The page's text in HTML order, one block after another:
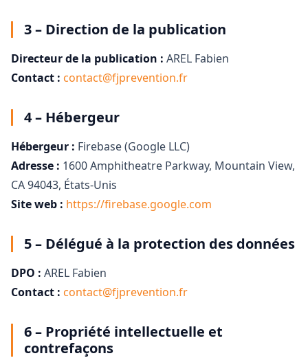
3 – Direction de la publication
Directeur de la publication : AREL Fabien
Contact : contact@fjprevention.fr
4 – Hébergeur
Hébergeur : Firebase (Google LLC)
Adresse : 1600 Amphitheatre Parkway, Mountain View,
CA 94043, États-Unis
Site web : https://firebase.google.com
5 – Délégué à la protection des données
DPO : AREL Fabien
Contact : contact@fjprevention.fr
6 – Propriété intellectuelle et
contrefaçons